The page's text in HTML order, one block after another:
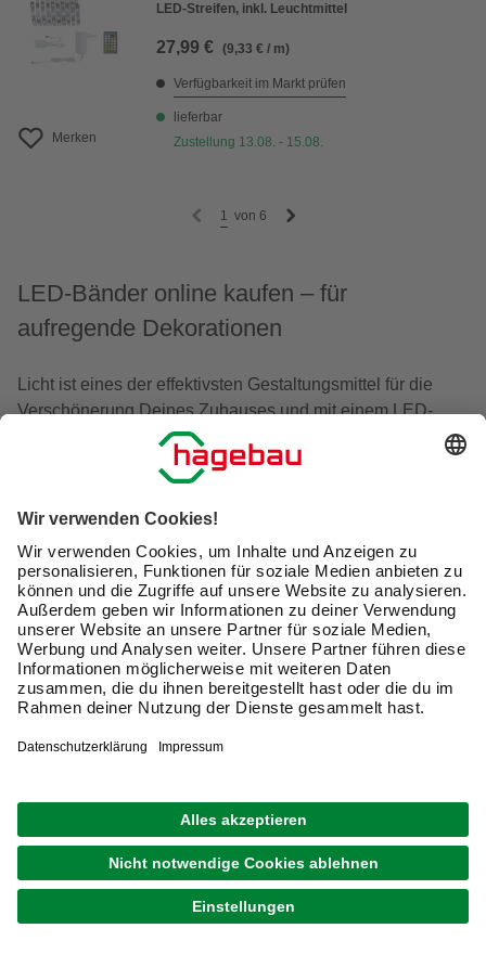
Merken
LED-Streifen, inkl. Leuchtmittel
27,99 € (9,33 € / m)
Verfügbarkeit im Markt prüfen
lieferbar
Zustellung 13.08. - 15.08.
1 von 6
LED-Bänder online kaufen – für
aufregende Dekorationen
Licht ist eines der effektivsten Gestaltungsmittel für die
Verschönerung Deines Zuhauses und mit einem LED-
Band so vielseitig wie nie: Auf einem flachen Streifen
verteilt, befinden sich auf einem LED-Band zahlreiche
kleine LEDs. Du befestigst die Streifen per
Klebeverbindung überall im Haus oder der Wohnung und
auf Knopfdruck oder via Smartphone-App die Farben,
lassen sich kürzen, kombinieren und auf vielfache Weise
verwenden. So hast Du maximalen Spielraum bei der
Gestaltung.
Deko-Ideen zum Ausprobieren
Die filigranen Bänder lassen sich präzise in fast jede Form
bringen. Begrüße zum Beispiel Gäste mit einem LED-
Schriftzug an der Wand, den Du selbst gestaltest. Ist das
Band lang genug, lassen sich ganze
Schreibschriftmit nur einem Strip anbringen. Hier stellst